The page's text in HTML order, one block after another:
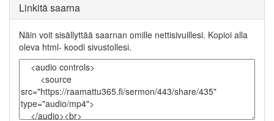
Linkitä saarna
Näin voit sisällyttää saarnan omille nettisivuillesi. Kopioi alla
oleva html- koodi sivustollesi.